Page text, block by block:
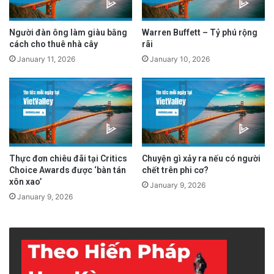
khác nhau.
advertisement
Một Martin Scorsese “không có tuổi”
Người đàn ông làm giàu bằng
cách cho thuê nhà cây
January 11, 2026
Warren Buffett – Tỷ phú rộng
rãi
January 10, 2026
Thực đơn chiêu đãi tại Critics
Choice Awards được ‘bàn tán
xôn xao’
January 9, 2026
Chuyện gì xảy ra nếu có người
chết trên phi cơ?
January 9, 2026